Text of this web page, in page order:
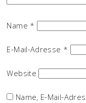
Name *
E-Mail-Adresse *
Website
Name, E-Mail-